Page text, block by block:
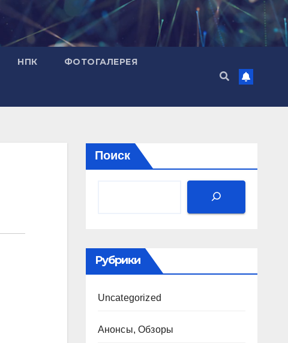
НПК ФОТОГАЛЕРЕЯ
Поиск
Рубрики
Uncategorized
Анонсы, Обзоры